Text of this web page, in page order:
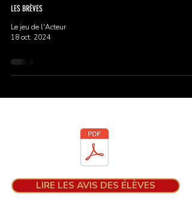
LES BRÈVES
Le jeu de l'Acteur
18 oct. 2024
LIRE LES AVIS DES ÉLÈVES